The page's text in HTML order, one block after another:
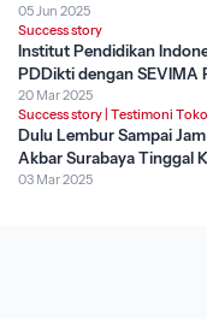
05 Jun 2025
Success story
Institut Pendidikan
PDDikti dengan SEVIMA
20 Mar 2025
Success story Testimoni
Dulu Lembur Sampai
Akbar Surabaya Tinggal
03 Mar 2025